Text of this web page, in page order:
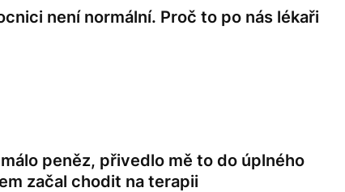
není normální. Proč to po nás lékaři
peněz, přivedlo mě to do úplného
začal chodit na terapii